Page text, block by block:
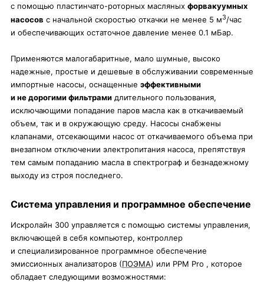
с помощью пластинчато-роторных масляных форвакуумных
насосов с начальной скоростью откачки не менее 5 м3/час
и обеспечивающих остаточное давление менее 0.1 мБар.
Применяются малогабаритные, мало шумные, высоко
надежные, простые и дешевые в обслуживании современные
импортные насосы, оснащенные эффективными
и не дорогими фильтрами длительного пользования,
исключающими попадание паров масла как в откачиваемый
объем, так и в окружающую среду. Насосы снабжены
клапанами, отсекающими насос от откачиваемого объема при
внезапном отключении электропитания насоса, препятствуя
тем самым попаданию масла в спектрограф и безнадежному
выходу из строя последнего.
Система управления и программное обеспечение
Искролайн 300 управляется с помощью системы управления,
включающей в себя компьютер, контроллер
и специализированное программное обеспечение
эмиссионных анализаторов (ПОЭМА) или PPM Pro , которое
обладает следующими возможностями: